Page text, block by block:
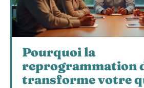
Pourquoi la
reprogrammation
transforme votre